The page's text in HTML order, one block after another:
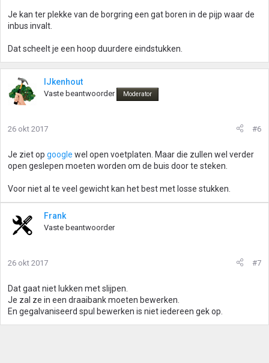
Je kan ter plekke van de borgring een gat boren in de pijp waar de
inbus invalt.
Dat scheelt je een hoop duurdere eindstukken.
IJkenhout
Vaste beantwoorder Moderator
26 okt 2017 #6
Je ziet op google wel open voetplaten. Maar die zullen wel verder
open geslepen moeten worden om de buis door te steken.
Voor niet al te veel gewicht kan het best met losse stukken.
Frank
Vaste beantwoorder
26 okt 2017 #7
Dat gaat niet lukken met slijpen.
Je zal ze in een draaibank moeten bewerken.
En gegalvaniseerd spul bewerken is niet iedereen gek op.